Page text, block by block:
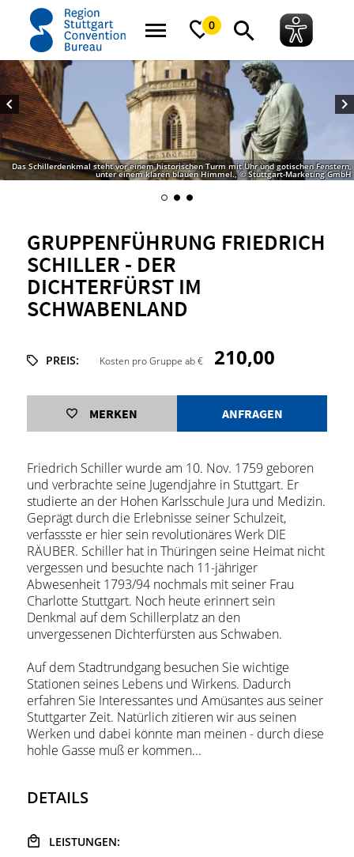
0
Startseite Gruppenführung Friedrich Schiller - der Dichterfürst im
Das Schillerdenkmal steht vor einem historischen Turm mit Uhr und gotischen Fenstern,
unter einem klaren blauen Himmel., © Stuttgart-Marketing GmbH
GRUPPENFÜHRUNG FRIEDRICH
SCHILLER - DER
DICHTERFÜRST IM
SCHWABENLAND
PREIS: Kosten pro Gruppe ab € 210,00
MERKEN ANFRAGEN
Friedrich Schiller wurde am 10. Nov. 1759 geboren
und verbrachte seine Jugendjahre in Stuttgart. Er
studierte an der Hohen Karlsschule Jura und Medizin.
Geprägt durch die Erlebnisse seiner Schulzeit,
verfassste er hier sein revolutionäres Werk DIE
RÄUBER. Schiller hat in Thüringen seine Heimat nicht
vergessen und besuchte nach 11-jähriger
Abwesenheit 1793/94 nochmals mit seiner Frau
Charlotte Stuttgart. Noch heute erinnert sein
Denkmal auf dem Schillerplatz an den
unvergessenen Dichterfürsten aus Schwaben.
Auf dem Stadtrundgang besuchen Sie wichtige
Stationen seines Lebens und Wirkens. Dadurch
erfahren Sie Interessantes und Amüsantes aus seiner
Stuttgarter Zeit. Natürlich zitieren wir aus seinen
Werken und dabei könnte man meinen - durch diese
hohle Gasse muß er kommen...
DETAILS
LEISTUNGEN: